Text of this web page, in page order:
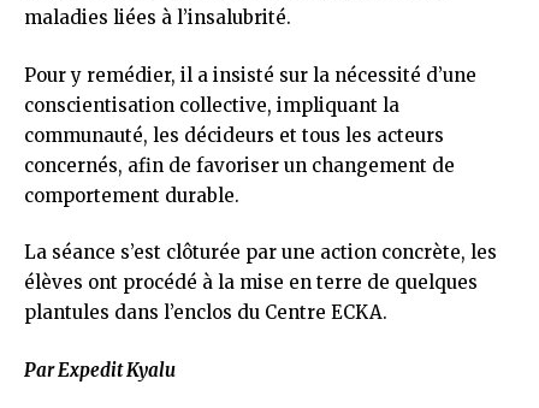
maladies liées à l’insalubrité.
Pour y remédier, il a insisté sur la nécessité d’une
conscientisation collective, impliquant la
communauté, les décideurs et tous les acteurs
concernés, afin de favoriser un changement de
comportement durable.
La séance s’est clôturée par une action concrète, les
élèves ont procédé à la mise en terre de quelques
plantules dans l’enclos du Centre ECKA.
Par Expedit Kyalu